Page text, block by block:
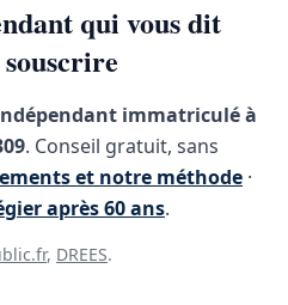
qui vous dit
immatriculé à
. Conseil gratuit, sans
et notre méthode ·
après 60 ans.
, DREES.